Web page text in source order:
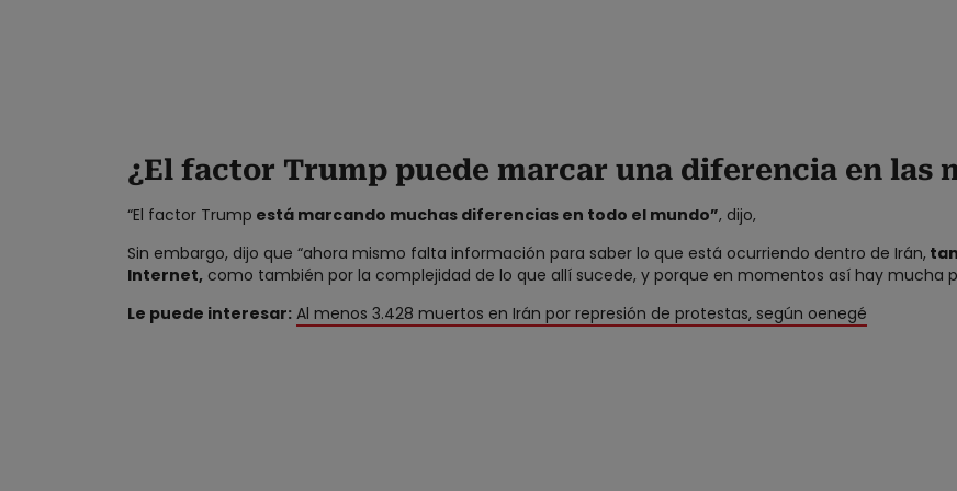
¿El factor Trump puede marcar una diferencia en las
“El factor Trump está marcando muchas diferencias en todo el mundo”, dijo,
Sin embargo, dijo que “ahora mismo falta información para saber lo que está ocurriendo dentro de Irán,
Internet, como también por la complejidad de lo que allí sucede, y porque en momentos así hay mucha
Le puede interesar: Al menos 3.428 muertos en Irán por represión de protestas, según oenegé